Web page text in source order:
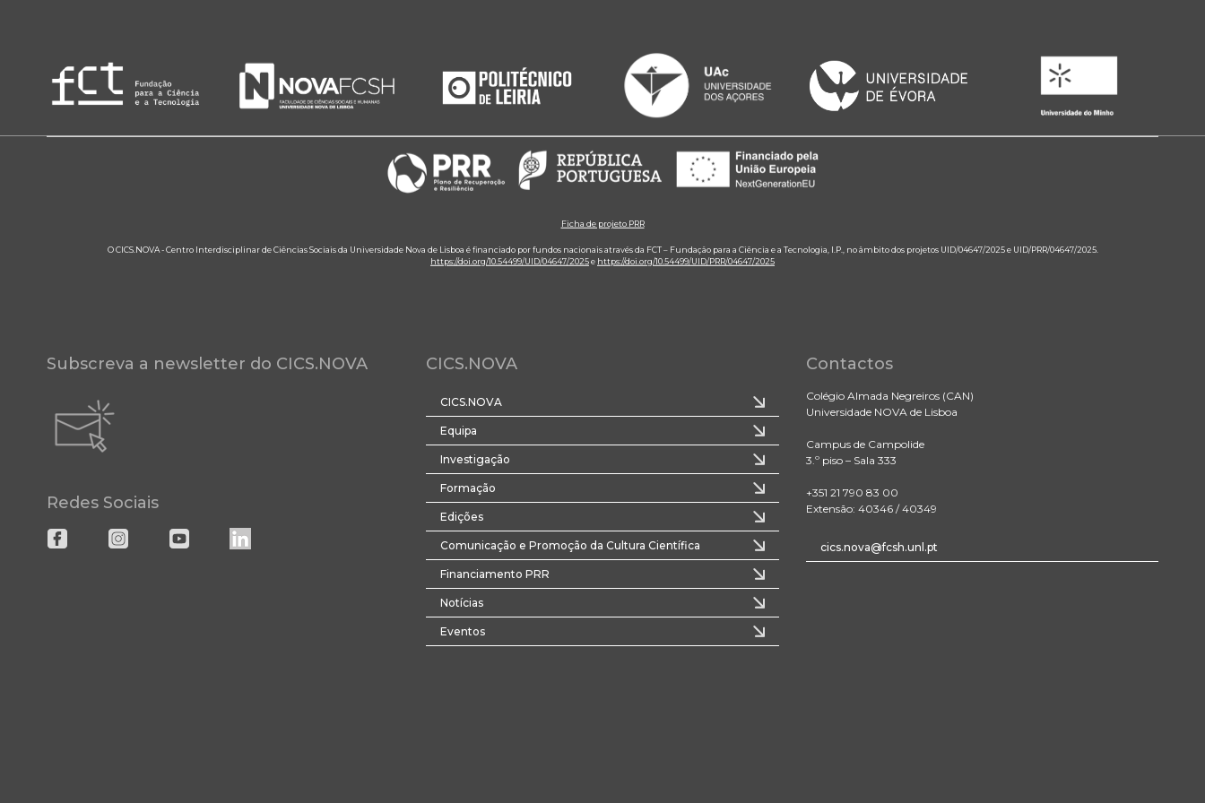
Ficha de projeto PRR
O CICS.NOVA - Centro Interdisciplinar de Ciências Sociais da Universidade Nova de Lisboa é financiado por fundos nacionais através da FCT – Fundação para a Ciência e a Tecnologia, I.P., no âmbito dos projetos UID/04647/2025 e UID/PRR/04647/2025.
https://doi.org/10.54499/UID/04647/2025e https://doi.org/10.54499/UID/PRR/04647/2025
Subscreva a newsletter do CICS.NOVA
Redes Sociais
CICS.NOVA
CICS.NOVA
Equipa
Investigação
Formação
Edições
Comunicação e Promoção da Cultura Científica
Financiamento PRR
Notícias
Eventos
Contactos
Colégio Almada Negreiros (CAN)
Universidade NOVA de Lisboa
Campus de Campolide
3.º piso – Sala 333
+351 21 790 83 00
Extensão: 40346 / 40349
cics.nova@fcsh.unl.pt